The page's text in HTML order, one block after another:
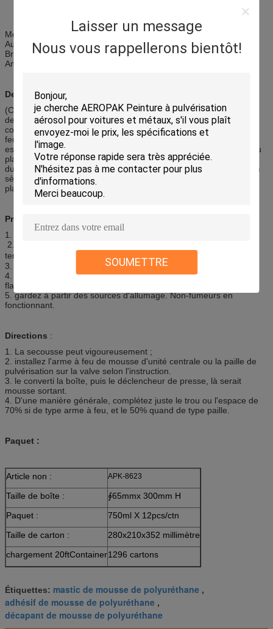
Laisser un message
Nous vous rappellerons bientôt!
SOUMETTRE
Mousse ignifuge
Auto-extinguible
Bruit résistant
Anti congélation
Description :
(Classe B2) la mousse Feu-évaluée comme un je d'unité centrale
de jet est auto-extinguible. C'est une méthode économique,
commode et efficace pour installer code du bâtiment conforme, le
feu bloquant dans la construction résidentielle de cadre en bois. Il
est employé pour sceller des pénétrations cachées de plancher au
plancher ou la pièce à la pièce, forme un fireblock et un lien
durable, hermétique et résistant à l'eau. Liens au bois, à la cloison
sèche, au métal, à la maçonnerie, au verre et à la plupart des
plastiques.
Précautions :
1. gardez hors d'atteinte des enfants
2. protégez contre la lumière du soleil et n'exposez pas aux
températures dépassant 50℃
3. Ne percez pas ou ne brûlez pas, même après l'utilisation.
4. Ne pulvérisez sur une
flamme nue ou aucun matériel incandescent.
5. gardez à partir des sources d'allumage. Non-fumeurs en
fonctionnant.
Directions :
1. La secousse peut vigoureusement ;
2. installez l'arme à feu de mousse d'unité centrale ou la paille de
pulvérisation sur la valve selon l'instruction.
3. le converti la boîte, puis le déclencheur de presse, là serait
mousse sortant.
4. D'une manière générale, complétez juste le trou ou l'espace de
70% si de type arme à feu, et le 50% quand de type paille.
Paquet :
Article non : APK-8623
Taille de boîte :
∮65mmx 300mm H
Paquet :
750ml X 12pcs/ctn
Taille de carton :
280x210x352 millimètre
chargement 20ftContainer1296 cartons
Étiquettes: mastic de mousse de polyuréthane ,
adhésif de mousse de polyuréthane ,
décapant de mousse de polyuréthane